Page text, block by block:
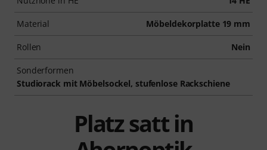
Material Möbeldekorplatte 19 mm
Rollen Nein
Sonderformen
Studiorack mit Möbelsockel, stufenlose Rackschiene
Platz satt in